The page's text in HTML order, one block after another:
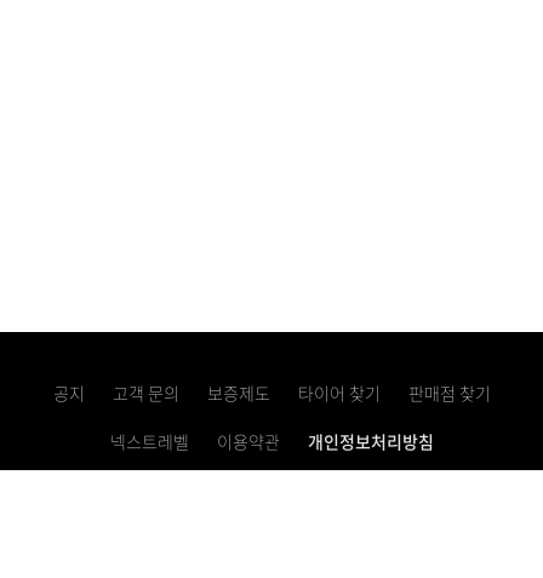
공지 고객 문의 보증제도 타이어 찾기
판매점 찾기
넥스트레벨
이용약관
개인정보처리방침